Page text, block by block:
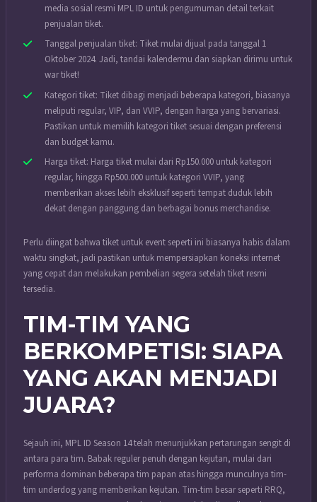
media sosial resmi MPL ID untuk pengumuman detail terkait
penjualan tiket.
Tanggal penjualan tiket: Tiket mulai dijual pada tanggal 1
Oktober 2024. Jadi, tandai kalendermu dan siapkan dirimu untuk
war tiket!
Kategori tiket: Tiket dibagi menjadi beberapa kategori, biasanya
meliputi regular, VIP, dan VVIP, dengan harga yang bervariasi.
Pastikan untuk memilih kategori tiket sesuai dengan preferensi
dan budget kamu.
Harga tiket: Harga tiket mulai dari Rp150.000 untuk kategori
regular, hingga Rp500.000 untuk kategori VVIP, yang
memberikan akses lebih eksklusif seperti tempat duduk lebih
dekat dengan panggung dan berbagai bonus merchandise.
Perlu diingat bahwa tiket untuk event seperti ini biasanya habis dalam
waktu singkat, jadi pastikan untuk mempersiapkan koneksi internet
yang cepat dan melakukan pembelian segera setelah tiket resmi
tersedia.
TIM-TIM YANG
BERKOMPETISI: SIAPA
YANG AKAN MENJADI
JUARA?
Sejauh ini, MPL ID Season 14 telah menunjukkan pertarungan sengit di
antara para tim. Babak reguler penuh dengan kejutan, mulai dari
performa dominan beberapa tim papan atas hingga munculnya tim-
tim underdog yang memberikan kejutan. Tim-tim besar seperti RRQ,